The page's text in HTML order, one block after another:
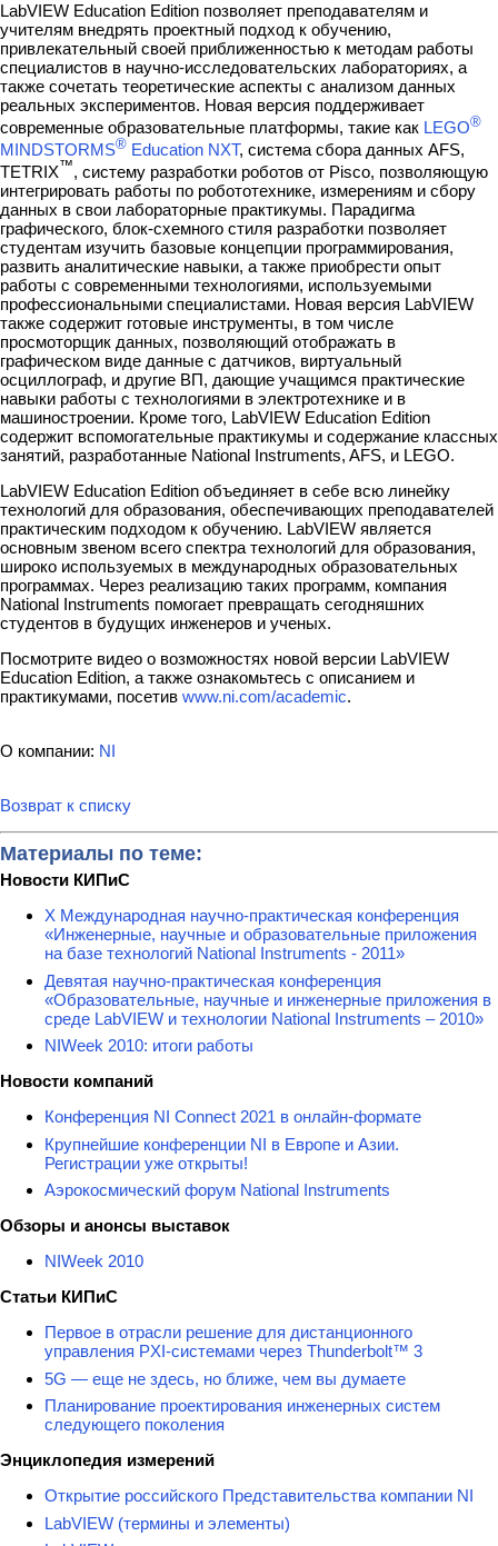
LabVIEW Education Edition позволяет преподавателям и
учителям внедрять проектный подход к обучению,
привлекательный своей приближенностью к методам работы
специалистов в научно-исследовательских лабораториях, а
также сочетать теоретические аспекты с анализом данных
реальных экспериментов. Новая версия поддерживает
современные образовательные платформы, такие как LEGO®
MINDSTORMS® Education NXT, cистема сбора данных AFS,
TETRIX™, систему разработки роботов от Pisco, позволяющую
интегрировать работы по робототехнике, измерениям и сбору
данных в свои лабораторные практикумы. Парадигма
графического, блок-схемного стиля разработки позволяет
студентам изучить базовые концепции программирования,
развить аналитические навыки, а также приобрести опыт
работы с современными технологиями, используемыми
профессиональными специалистами. Новая версия LabVIEW
также содержит готовые инструменты, в том числе
просмоторщик данных, позволяющий отображать в
графическом виде данные с датчиков, виртуальный
осциллограф, и другие ВП, дающие учащимся практические
навыки работы с технологиями в электротехнике и в
машиностроении. Кроме того, LabVIEW Education Edition
содержит вспомогательные практикумы и содержание классных
занятий, разработанные National Instruments, AFS, и LEGO.
LabVIEW Education Edition объединяет в себе всю линейку
технологий для образования, обеспечивающих преподавателей
практическим подходом к обучению. LabVIEW является
основным звеном всего спектра технологий для образования,
широко используемых в международных образовательных
программах. Через реализацию таких программ, компания
National Instruments помогает превращать сегодняшних
студентов в будущих инженеров и ученых.
Посмотрите видео о возможностях новой версии LabVIEW
Education Edition, а также ознакомьтесь с описанием и
практикумами, посетив www.ni.com/academic.
О компании: NI
Возврат к списку
Материалы по теме:
Новости КИПиС
X Международная научно-практическая конференция
«Инженерные, научные и образовательные приложения
на базе технологий National Instruments - 2011»
Девятая научно-практическая конференция
«Образовательные, научные и инженерные приложения в
среде LabVIEW и технологии National Instruments – 2010»
NIWeek 2010: итоги работы
Новости компаний
Конференция NI Connect 2021 в онлайн-формате
Крупнейшие конференции NI в Европе и Азии.
Регистрации уже открыты!
Аэрокосмический форум National Instruments
Обзоры и анонсы выставок
NIWeek 2010
Статьи КИПиС
Первое в отрасли решение для дистанционного
управления PXI-системами через Thunderbolt™ 3
5G — еще не здесь, но ближе, чем вы думаете
Планирование проектирования инженерных систем
следующего поколения
Энциклопедия измерений
Открытие российского Представительства компании NI
LabVIEW (термины и элементы)